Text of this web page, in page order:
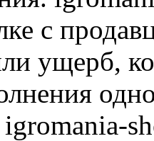
с
ущерб,
igromania-